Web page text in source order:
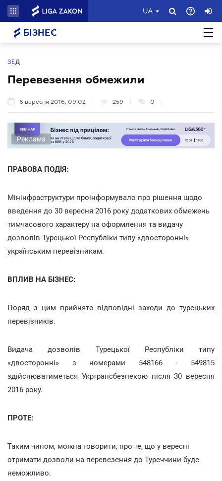
UA
БІЗНЕС
ЗЕД
Перевезення обмежили
6 вересня 2016, 09:02 259 0
Реклама
ПРАВОВА ПОДІЯ:
Мінінфраструктури проінформувало про рішення щодо
введення до 30 вересня 2016 року додаткових обмежень
тимчасового характеру на оформлення та видачу
дозволів Турецької Республіки типу «двосторонні»
українським перевізникам.
ВПЛИВ НА БІЗНЕС:
Поряд з цим прийнято відповідні заходи до турецьких
перевізників.
Видача дозволів Турецької Республіки типу
«двосторонні» з номерами 548166 - 549815
здійснюватиметься Укртрансбезпекою після 30 вересня
2016 року.
ПРОТЕ:
Таким чином, можна говорити, про те, що у вересні
отримати дозволи на перевезення до Туреччини буде
неможливо.